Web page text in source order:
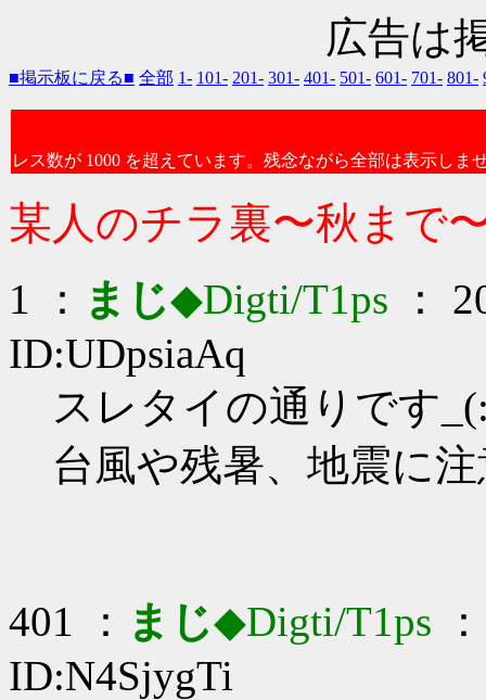
広告は
■掲示板に戻る■ 全部 1- 101- 201- 301- 401- 501- 601- 701- 801-
レス数が 1000 を超えています。残念ながら全部は表示しま
某人のチラ裏〜秋まで
1 ： まじ◆Digti/T1ps ：
ID:UDpsiaAq
スレタイの通りです
台風や残暑、地震に
401 ： まじ◆Digti/T1ps
ID:N4SjygTi